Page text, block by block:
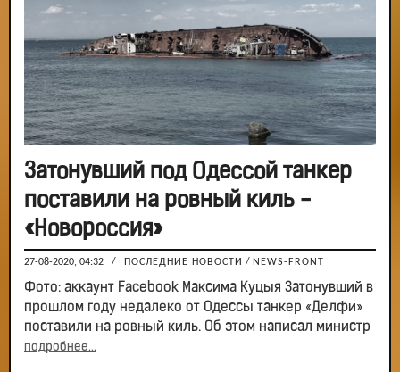
Затонувший под Одессой танкер
поставили на ровный киль -
«Новороссия»
27-08-2020, 04:32 / ПОСЛЕДНИЕ НОВОСТИ / NEWS-FRONT
Фото: аккаунт Facebook Максима Куцыя Затонувший в
прошлом году недалеко от Одессы танкер «Делфи»
поставили на ровный киль. Об этом написал министр
подробнее...